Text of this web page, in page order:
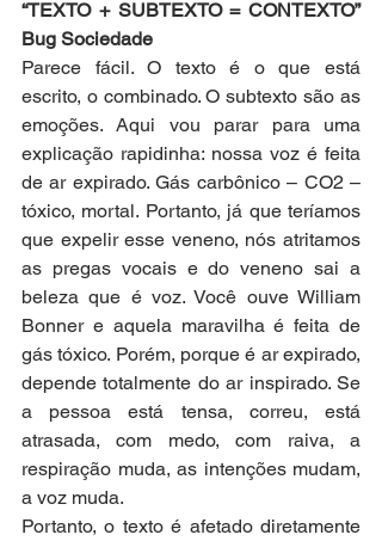
“TEXTO + SUBTEXTO = CONTEXTO”
Bug Sociedade
Parece fácil. O texto é o que está
escrito, o combinado. O subtexto são as
emoções. Aqui vou parar para uma
explicação rapidinha: nossa voz é feita
de ar expirado. Gás carbônico – CO2 –
tóxico, mortal. Portanto, já que teríamos
que expelir esse veneno, nós atritamos
as pregas vocais e do veneno sai a
beleza que é voz. Você ouve William
Bonner e aquela maravilha é feita de
gás tóxico. Porém, porque é ar expirado,
depende totalmente do ar inspirado. Se
a pessoa está tensa, correu, está
atrasada, com medo, com raiva, a
respiração muda, as intenções mudam,
a voz muda.
Portanto, o texto é afetado diretamente